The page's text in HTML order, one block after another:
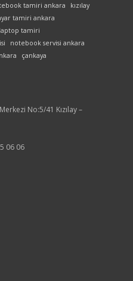
tamiri ankara
kızılay
tamiri ankara
laptop tamiri
notebook servisi ankara
çankaya
No:5/41 Kızılay –
06 06